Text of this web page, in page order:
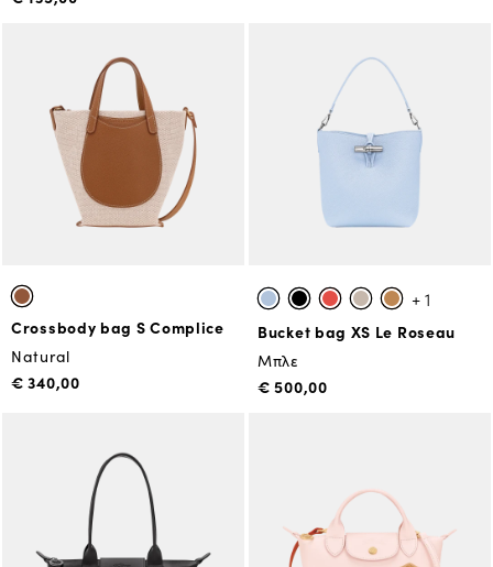
Crossbody bag S Complice
Natural
€ 340,00
+ 1
Bucket bag XS Le Roseau
Μπλε
€ 500,00